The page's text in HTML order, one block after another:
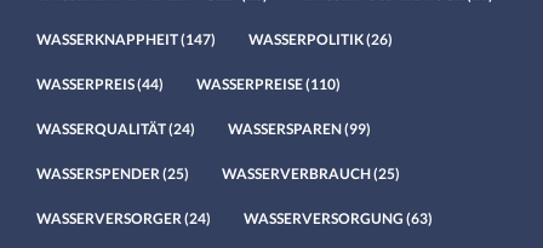
WASSERKNAPPHEIT(147) WASSERPOLITIK(26)
WASSERPREIS(44) WASSERPREISE(110)
WASSERQUALITÄT(24) WASSERSPAREN(99)
WASSERSPENDER(25) WASSERVERBRAUCH(25)
WASSERVERSORGER(24) WASSERVERSORGUNG (63)